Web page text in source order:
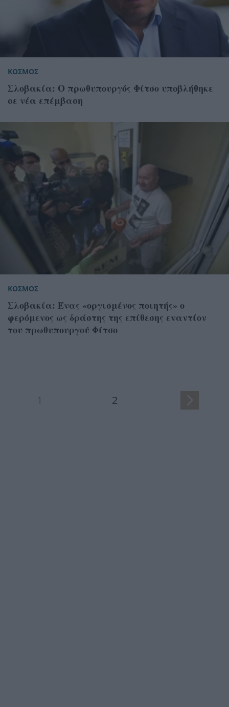
ΚΟΣΜΟΣ
Σλοβακία: Ο πρωθυπουργός Φίτσο υποβλήθηκε
σε νέα επέμβαση
ΚΟΣΜΟΣ
Σλοβακία: Ένας «οργισμένος ποιητής» ο
φερόμενος ως δράστης της επίθεσης εναντίον
του πρωθυπουργού Φίτσο
1 2